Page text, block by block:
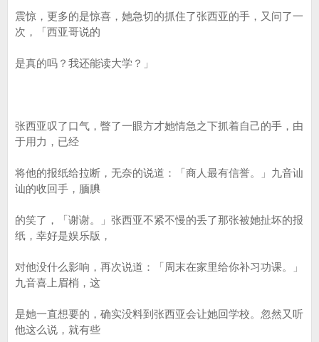
震惊，更多的是惊喜，她急切的抓住了张西亚的手，又问了一
次，「西亚哥说的
是真的吗？我还能读大学？」
张西亚叹了口气，瞥了一眼方才她情急之下抓着自己的手，由
于用力，已经
将他的报纸给拉断，无奈的说道：「商人最有信誉。」九音讪
讪的收回手，腼腆
的笑了，「谢谢。」张西亚不紧不慢的丢了那张被她扯坏的报
纸，幸好是娱乐版，
对他没什么影响，再次说道：「周末在家里给你补习功课。」
九音喜上眉梢，这
是她一直想要的，确实没料到张西亚会让她回学校。忽然又听
他这么说，就有些